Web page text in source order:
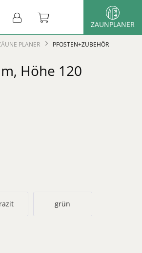
ZAUNPLANER
PLANER PFOSTEN+ZUBEHÖR
Höhe 120
grün